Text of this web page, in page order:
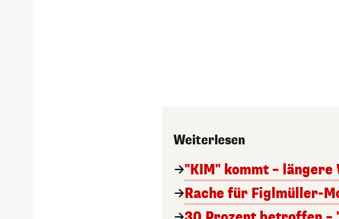
Weiterlesen
"KIM" kommt –
Rache für Figlmüller-